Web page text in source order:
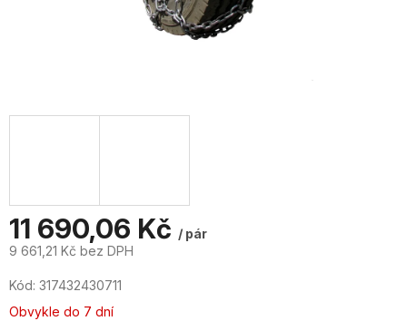
11 690,06 Kč / pár
9 661,21 Kč bez DPH
cena:
Kód: 317432430711
Obvykle do 7 dní